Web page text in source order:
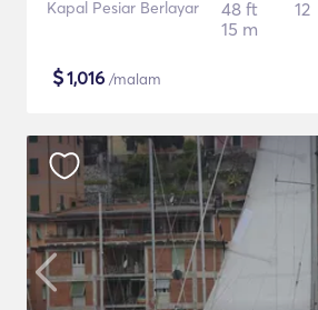
Kapal Pesiar Berlayar
48 ft
15 m
12
$1,016 /malam